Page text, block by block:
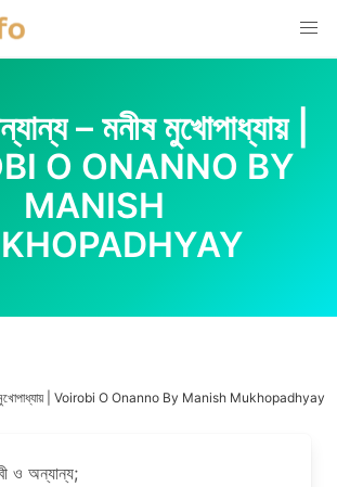
– মনীষ মুখোপাধ্যায় |
O ONANNO BY
MANISH
মুখোপাধ্যায় | Voirobi O Onanno By Manish Mukhopadhyay
ও অন্যান্য;